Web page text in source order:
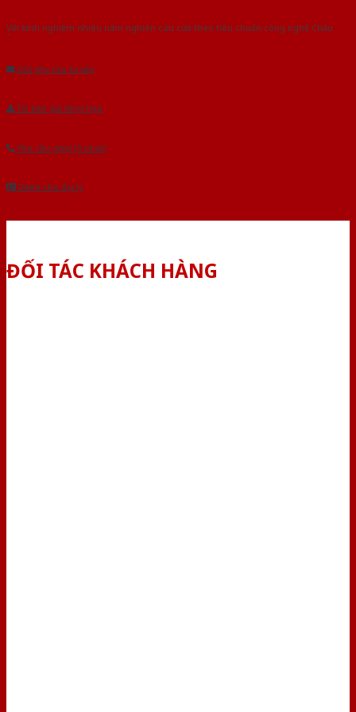
Với kinh nghiệm nhiêu năm nghiên cứu cửa theo tiêu chuẩn công nghệ Châu
Gửi yêu cầu tư vấn
Tải báo giá tổng hợp
Yêu cầu gọi lại (3 phút)
Dành cho đại lý
ĐỐI TÁC KHÁCH HÀNG